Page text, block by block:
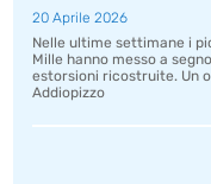
20 Aprile 2026
Nelle ultime settimane i
Mille hanno messo a
estorsioni ricostruite. Un
Addiopizzo